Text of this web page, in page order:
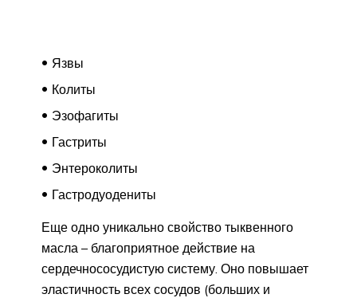
Язвы
Колиты
Эзофагиты
Гастриты
Энтероколиты
Гастродуодениты
Еще одно уникально свойство тыквенного
масла – благоприятное действие на
сердечнососудистую систему. Оно повышает
эластичность всех сосудов (больших и